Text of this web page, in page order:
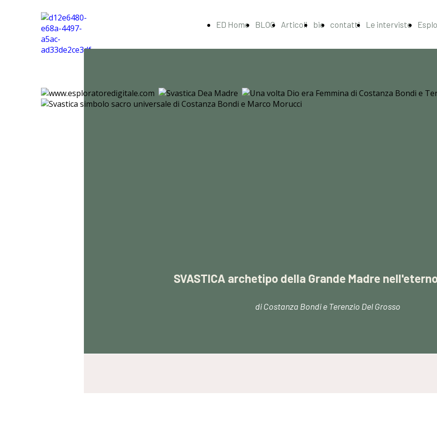
ED Home BLOG Articoli bio contatti Le interviste
SVASTICA archetipo della Grande Madre
di Costanza Bondi e Terenzio Del Grosso